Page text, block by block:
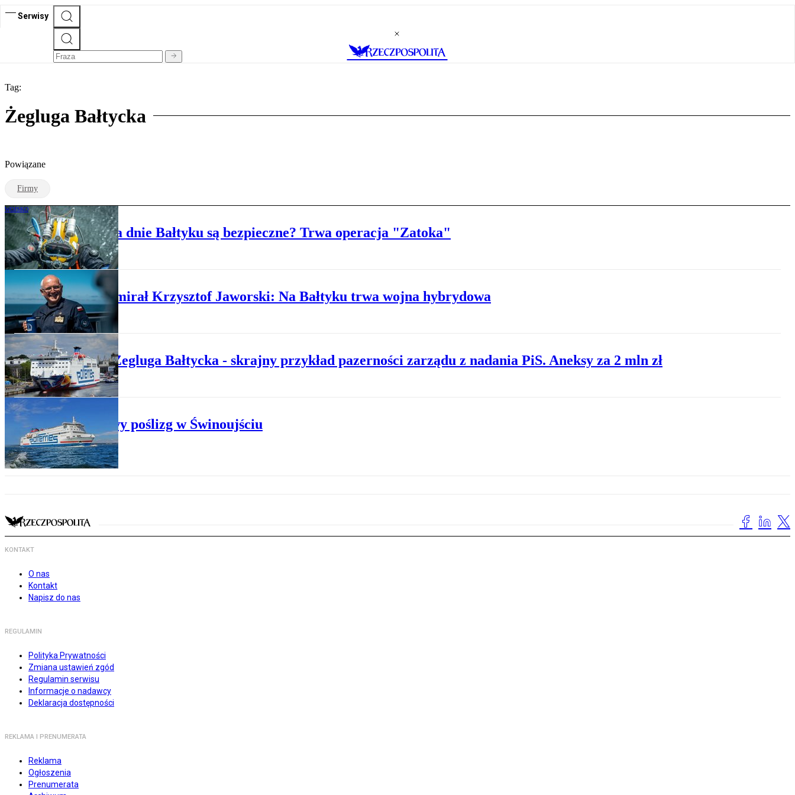
Serwisy
Tag:
Żegluga Bałtycka
Powiązane
Firmy
WOJSKO
Czy kable i rury na dnie Bałtyku są bezpieczne? Trwa operacja "Zatoka"
Wiceadmirał Krzysztof Jaworski: Na Bałtyku trwa wojna hybrydowa
TRANSPORT
Polska Żegluga Bałtycka - skrajny przykład pazerności zarządu z nadania PiS. Aneksy za 2 mln zł
Promowy poślizg w Świnoujściu
KONTAKT
O nas
Kontakt
Napisz do nas
REGULAMIN
Polityka Prywatności
Zmiana ustawień zgód
Regulamin serwisu
Informacje o nadawcy
Deklaracja dostępności
REKLAMA I PRENUMERATA
Reklama
Ogłoszenia
Prenumerata